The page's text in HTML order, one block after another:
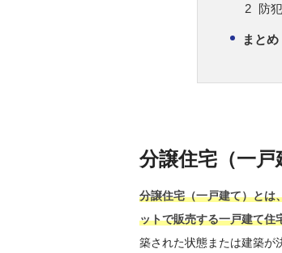
防
まとめ
分譲住宅（一戸
分譲住宅（一戸建て）とは
ットで販売する一戸建て住
築された状態または建築が